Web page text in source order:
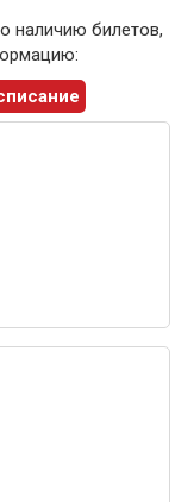
наличию билетов,